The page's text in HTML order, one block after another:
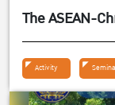
The ASEAN-
Activity